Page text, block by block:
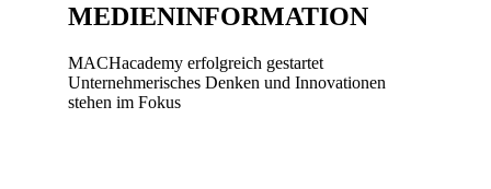
MEDIENINFORMATION
MACHacademy erfolgreich gestartet
Unternehmerisches Denken und Innovationen
stehen im Fokus